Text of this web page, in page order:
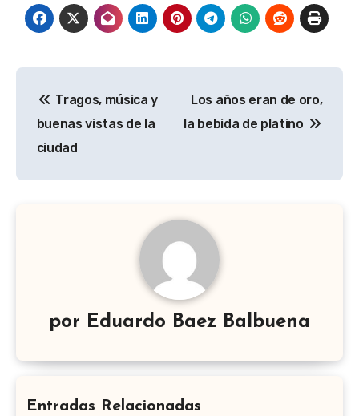
de
entradas
Tragos, música y
buenas vistas de la
ciudad
Los años eran de oro,
la bebida de platino
por Eduardo Baez Balbuena
Entradas Relacionadas